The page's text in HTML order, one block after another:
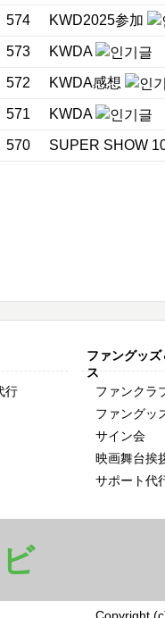
574 KWD2025参加
573 KWDA
572 KWDA感想
571 KWDA
570 SUPER SHOW
行
ファングッズ
ス
ファンクラ
ファングッ
サイン会
映画舞台挨
サポート代